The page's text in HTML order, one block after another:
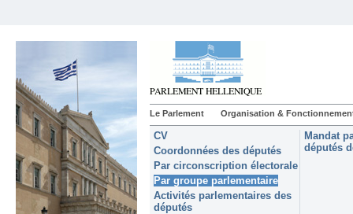
Le Parlement Organisation &
CV
Coordonnées des députés
Par circonscription électorale
Par groupe parlementaire
Activités parlementaires des
députés
Mandat
députés